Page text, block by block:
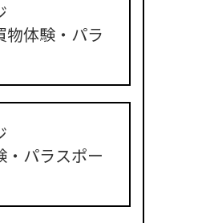
物体験・パラ
・パラスポー